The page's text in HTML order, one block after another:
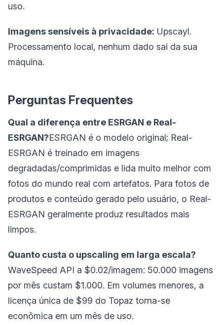
uso.
Imagens sensíveis à privacidade: Upscayl.
Processamento local, nenhum dado sai da sua
máquina.
Perguntas Frequentes
Qual a diferença entre ESRGAN e Real-
ESRGAN?ESRGAN é o modelo original; Real-
ESRGAN é treinado em imagens
degradadas/comprimidas e lida muito melhor com
fotos do mundo real com artefatos. Para fotos de
produtos e conteúdo gerado pelo usuário, o Real-
ESRGAN geralmente produz resultados mais
limpos.
Quanto custa o upscaling em larga escala?
WaveSpeed API a $0.02/imagem: 50.000 imagens
por mês custam $1.000. Em volumes menores, a
licença única de $99 do Topaz torna-se
econômica em um mês de uso.